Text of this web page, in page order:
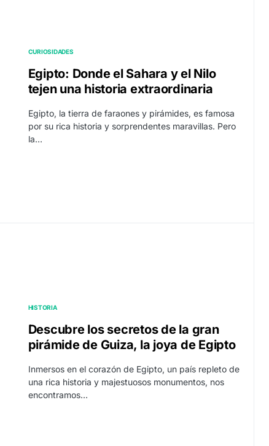
CURIOSIDADES
Egipto: Donde el Sahara y el Nilo
tejen una historia extraordinaria
Egipto, la tierra de faraones y pirámides, es famosa
por su rica historia y sorprendentes maravillas. Pero
la…
HISTORIA
Descubre los secretos de la gran
pirámide de Guiza, la joya de Egipto
Inmersos en el corazón de Egipto, un país repleto de
una rica historia y majestuosos monumentos, nos
encontramos…